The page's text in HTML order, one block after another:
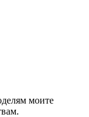
моите